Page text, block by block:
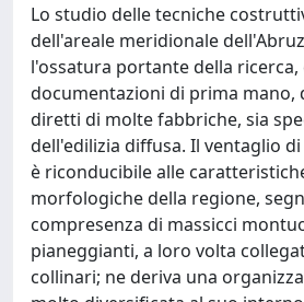
Lo studio delle tecniche
dell'areale meridionale
l'ossatura portante della ricerca,
documentazioni di prima mano,
diretti di molte fabbriche, sia
dell'edilizia diffusa. Il ventaglio
è riconducibile alle
morfologiche della regione,
compresenza di massicci
pianeggianti, a loro volta
collinari; ne deriva una